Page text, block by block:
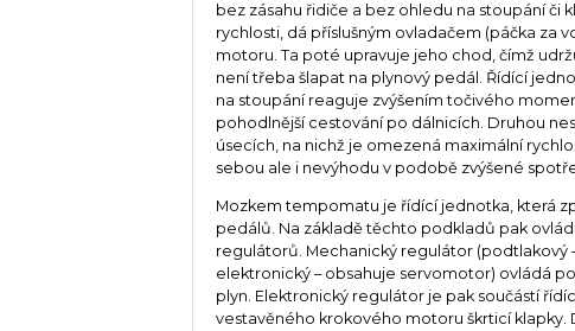
bez zásahu řidiče a bez ohledu na stoupání či
rychlosti, dá příslušným ovladačem (páčka za
motoru. Ta poté upravuje jeho chod, čímž
není třeba šlapat na plynový pedál. Řídící
na stoupání reaguje zvýšením točivého
pohodlnější cestování po dálnicích. Druhou
úsecích, na nichž je omezená maximální
sebou ale i nevýhodu v podobě zvýšené
Mozkem tempomatu je řídící jednotka, která
pedálů. Na základě těchto podkladů pak
regulátorů. Mechanický regulátor
elektronický – obsahuje servomotor) ovládá
plyn. Elektronický regulátor je pak součástí
vestavěného krokového motoru škrticí